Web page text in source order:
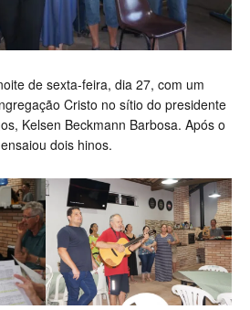
de sexta-feira, dia 27, com um
Cristo no sítio do presidente
Kelsen Beckmann Barbosa. Após o
dois hinos.